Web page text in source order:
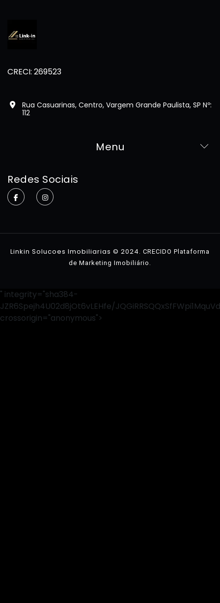
CRECI: 269523
Rua Casuarinas, Centro, Vargem Grande Paulista, SP Nº:
112
Menu
Redes Sociais
Linkin Solucoes Imobiliarias © 2024. CRECIDO Plataforma
de Marketing Imobiliário .
" integrity="sha384-
JZR6Spejh4U02d8jOt6vLEHfe/
crossorigin="anonymous">